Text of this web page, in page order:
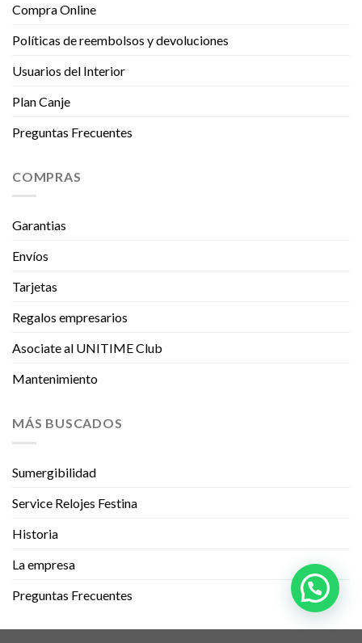
Compra Online
Políticas de reembolsos y devoluciones
Usuarios del Interior
Plan Canje
Preguntas Frecuentes
COMPRAS
Garantias
Envíos
Tarjetas
Regalos empresarios
Asociate al UNITIME Club
Mantenimiento
MÁS BUSCADOS
Sumergibilidad
Service Relojes Festina
Historia
La empresa
Preguntas Frecuentes